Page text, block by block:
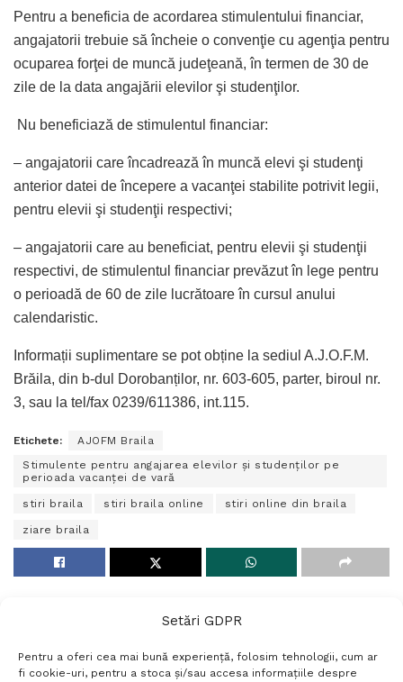
Setări GDPR
Pentru a oferi cea mai bună experiență, folosim tehnologii, cum ar
fi cookie-uri, pentru a stoca și/sau accesa informațiile despre
Pentru a beneficia de acordarea stimulentului financiar,
angajatorii trebuie să încheie o convenţie cu agenţia pentru
ocuparea forţei de muncă judeţeană, în termen de 30 de
zile de la data angajării elevilor şi studenţilor.
Nu beneficiază de stimulentul financiar:
– angajatorii care încadrează în muncă elevi şi studenţi
anterior datei de începere a vacanţei stabilite potrivit legii,
pentru elevii şi studenţii respectivi;
– angajatorii care au beneficiat, pentru elevii şi studenţii
respectivi, de stimulentul financiar prevăzut în lege pentru
o perioadă de 60 de zile lucrătoare în cursul anului
calendaristic.
Informații suplimentare se pot obține la sediul A.J.O.F.M.
Brăila, din b-dul Dorobanților, nr. 603-605, parter, biroul nr.
3, sau la tel/fax 0239/611386, int.115.
Etichete:
AJOFM Braila
Stimulente pentru angajarea elevilor şi studenţilor pe
perioada vacanţei de vară
stiri braila stiri braila online stiri online din braila
ziare braila